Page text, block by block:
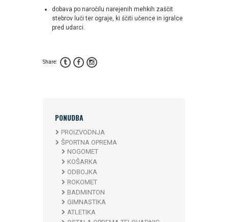
dobava po naročilu narejenih mehkih zaščit
stebrov luči ter ograje, ki ščiti učence in igralce
pred udarci.
Share:
PONUDBA
PROIZVODNJA
ŠPORTNA OPREMA
NOGOMET
KOŠARKA
ODBOJKA
ROKOMET
BADMINTON
GIMNASTIKA
ATLETIKA